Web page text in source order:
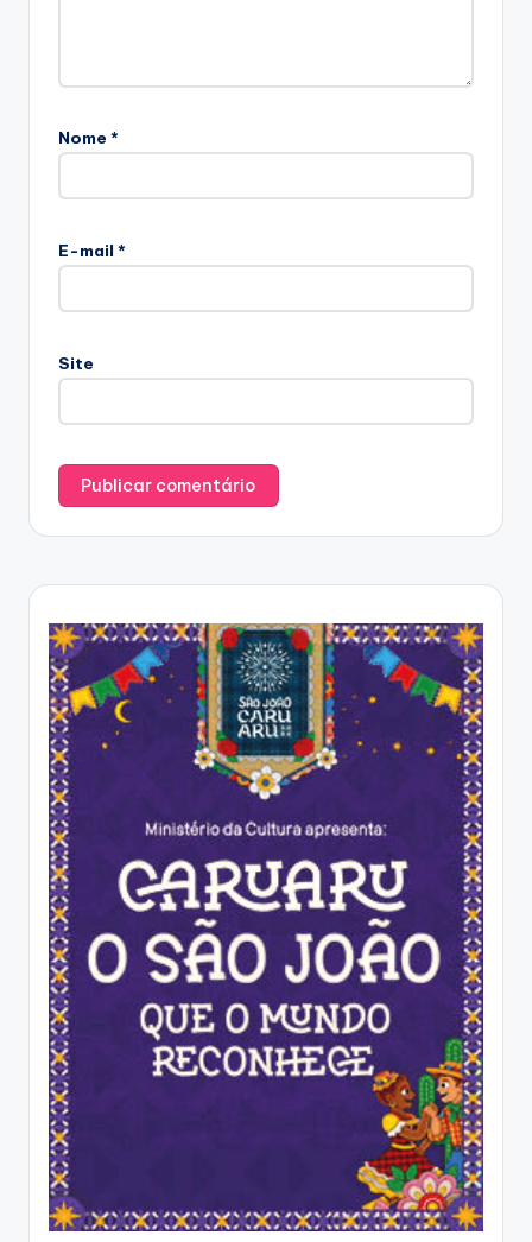
Nome *
E-mail *
Site